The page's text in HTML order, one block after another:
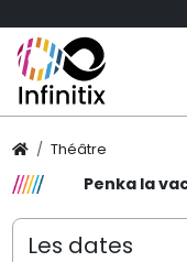
Théâtre
Penka la
Les dates